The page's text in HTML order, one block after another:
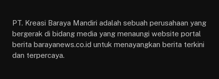
PT. Kreasi Baraya Mandiri adalah sebuah perusahaan yang
bergerak di bidang media yang menaungi website portal
berita barayanews.co.id untuk menayangkan berita terkini
dan terpercaya.